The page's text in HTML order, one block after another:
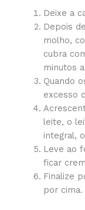
Deixe a
Depois
molho,
cubra
minutos
Quando
excesso
leite, o
integral,
Leve ao
ficar
Finalize
por cima.